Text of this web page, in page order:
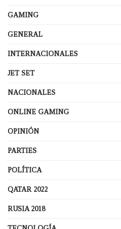
GAMING
GENERAL
INTERNACIONALES
JET SET
NACIONALES
ONLINE GAMING
OPINIÓN
PARTIES
POLÍTICA
QATAR 2022
RUSIA 2018